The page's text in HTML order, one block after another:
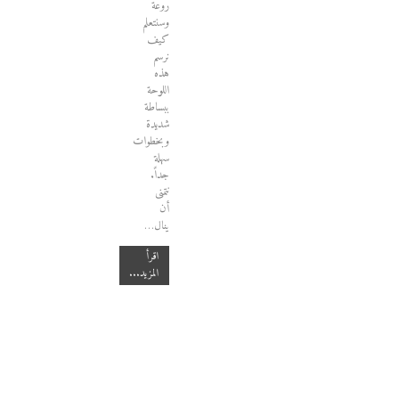
روعة
وسنتعلم
كيف
نرسم
هذه
اللوحة
ببساطة
شديدة
وبخطوات
سهلة
جداً.
نتمنى
أن
ينال…
اقرأ
المزيد...